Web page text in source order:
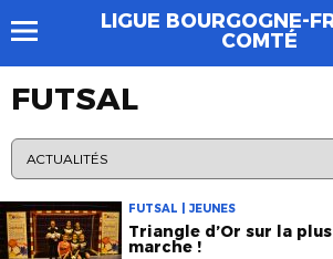
LIGUE BOURGOGNE-
COMTÉ
FUTSAL
FUTSAL | JEUNES
Triangle d’Or sur la
marche !